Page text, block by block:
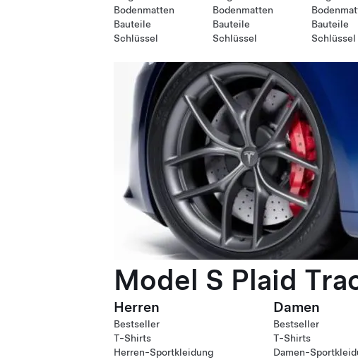
Bodenmatten
Bauteile
Schlüssel
Bodenmatten
Bauteile
Schlüssel
Bauteile
Schlüssel
Model S Plaid
Herren
Bestseller
T-Shirts
Herren-Sportkleidung
Damen
Bestseller
T-Shirts
Damen-